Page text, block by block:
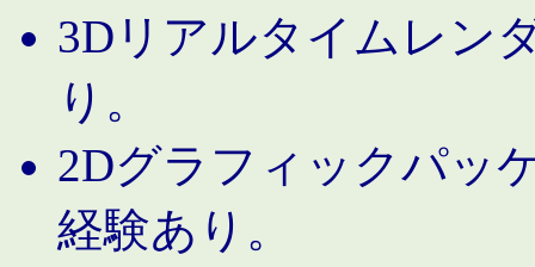
3Dリアルタイムレン
り。
2Dグラフィックパッ
経験あり。